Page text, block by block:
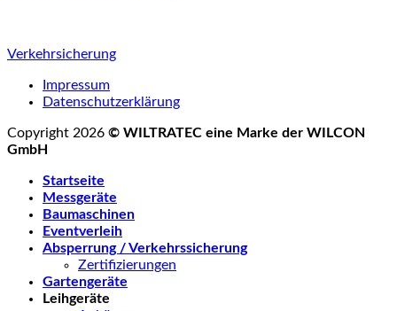
Verkehrsicherung
Impressum
Datenschutzerklärung
Copyright 2026 © WILTRATEC eine Marke der WILCON
GmbH
Startseite
Messgeräte
Baumaschinen
Eventverleih
Absperrung / Verkehrssicherung
Zertifizierungen
Gartengeräte
Leihgeräte